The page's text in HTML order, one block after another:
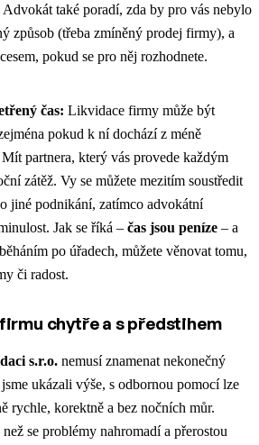
také poradí, zda by pro vás nebylo
způsob (třeba zmíněný prodej firmy), a
pokud se pro něj rozhodnete.
čas: Likvidace firmy může být
pokud k ní dochází z méně
partnera, který vás provede každým
zátěž. Vy se můžete mezitím soustředit
jiné podnikání, zatímco advokátní
Jak se říká – čas jsou peníze – a
po úřadech, můžete věnovat tomu,
či radost.
chytře a s předstihem
s.r.o. nemusí znamenat nekonečný
ukázali výše, s odbornou pomocí lze
rychle, korektně a bez nočních můr.
než se problémy nahromadí a přerostou